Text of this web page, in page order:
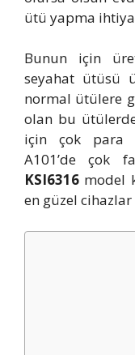
ütü yapma
Bunun için
seyahat ütüsü
normal ütülere
olan bu
için çok para
A101’de çok
KSI6316 model
en güzel cihazlar